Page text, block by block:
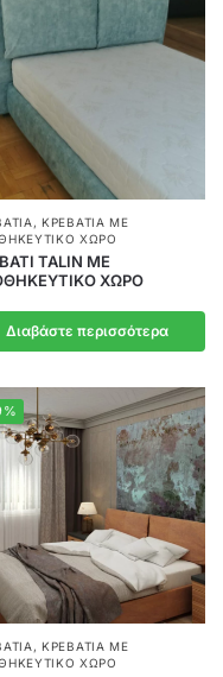
,ΚΡΕΒΆΤΙΑ ΜΕ
ΧΏΡΟ
TALIN ΜΕ
ΧΩΡΟ
Διαβάστε περισσότερα
, ΚΡΕΒΆΤΙΑ ΜΕ
ΧΏΡΟ